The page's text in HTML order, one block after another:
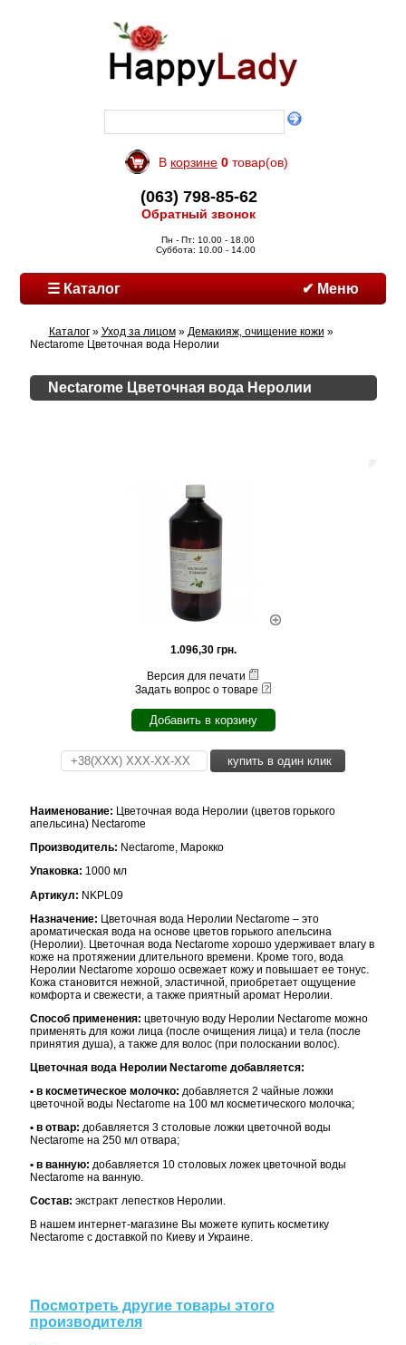
В корзине 0 товар(ов)
(063) 798-85-62
Обратный звонок
Пн - Пт: 10.00 - 18.00
Суббота: 10.00 - 14.00
☰ Каталог ✔ Меню
Каталог» Уход за лицом» Демакияж, очищение кожи »
Nectarome Цветочная вода Неролии
Nectarome Цветочная вода Неролии
1.096,30 грн.
Версия для печати
Задать вопрос о товаре
Добавить в корзину
купить в один клик
Наименование: Цветочная вода Неролии (цветов горького
апельсина) Nectarome
Производитель: Nectarome, Марокко
Упаковка: 1000 мл
Артикул: NKPL09
Назначение: Цветочная вода Неролии Nectarome – это
ароматическая вода на основе цветов горького апельсина
(Неролии). Цветочная вода Nectarome хорошо удерживает влагу в
коже на протяжении длительного времени. Кроме того, вода
Неролии Nectarome хорошо освежает кожу и повышает ее тонус.
Кожа становится нежной, эластичной, приобретает ощущение
комфорта и свежести, а также приятный аромат Неролии.
Способ применения: цветочную воду Неролии Nectarome можно
применять для кожи лица (после очищения лица) и тела (после
принятия душа), а также для волос (при полоскании волос).
Цветочная вода Неролии Nectarome добавляется:
• в косметическое молочко: добавляется 2 чайные ложки
цветочной воды Nectarome на 100 мл косметического молочка;
• в отвар: добавляется 3 столовые ложки цветочной воды
Nectarome на 250 мл отвара;
• в ванную: добавляется 10 столовых ложек цветочной воды
Nectarome на ванную.
Состав: экстракт лепестков Неролии.
В нашем интернет-магазине Вы можете купить косметику
Nectarome с доставкой по Киеву и Украине.
Посмотреть другие товары этого
производителя